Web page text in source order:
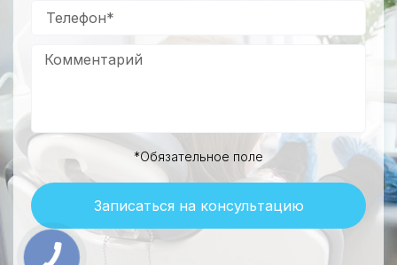
*Обязательное поле
Записаться на консультацию